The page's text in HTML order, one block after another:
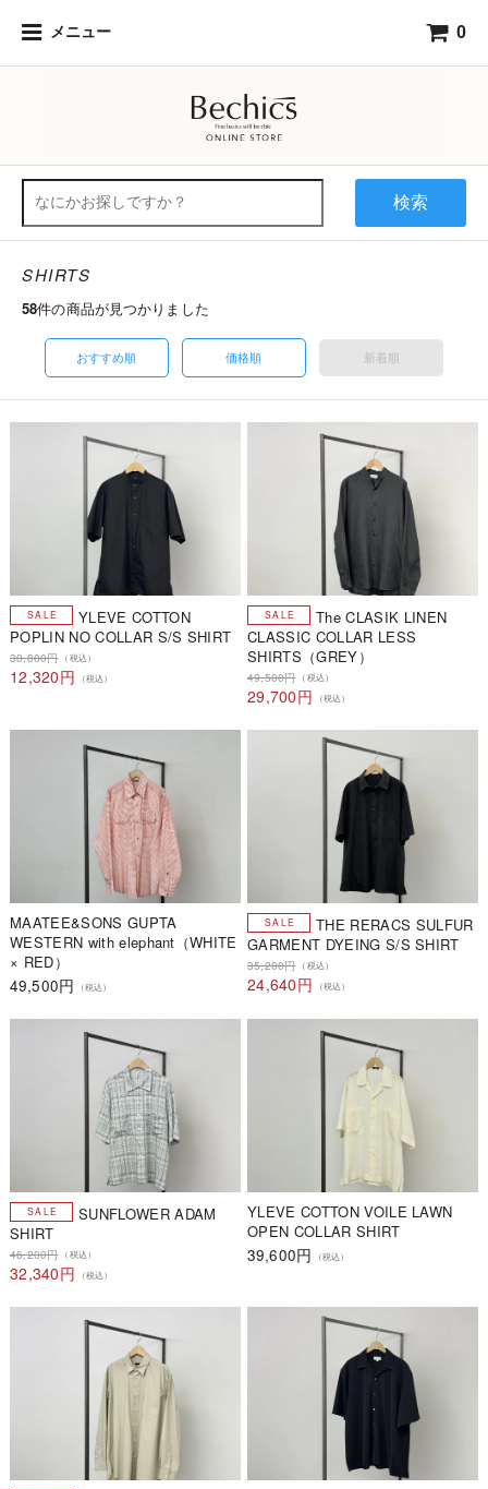
メニュー 0
検索
SHIRTS
58件の商品が見つかりました
おすすめ順 価格順 新着順
YLEVE COTTON
POPLIN NO COLLAR S/S SHIRT
30,800円 （税込）
12,320円 （税込）
The CLASIK LINEN
CLASSIC COLLAR LESS
SHIRTS（GREY）
49,500円 （税込）
29,700円 （税込）
MAATEE&SONS GUPTA
WESTERN with elephant（WHITE
× RED）
49,500円
（税込）
THE RERACS SULFUR
GARMENT DYEING S/S SHIRT
35,200円 （税込）
24,640円 （税込）
SUNFLOWER ADAM
SHIRT
46,200円 （税込）
32,340円 （税込）
YLEVE COTTON VOILE LAWN
OPEN COLLAR SHIRT
39,600円
（税込）